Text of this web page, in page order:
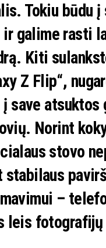
Tokiu būdu į
ir galime rasti
Kiti
Z Flip“,
save atsuktos
Norint
stovo
–
leis fotografijų